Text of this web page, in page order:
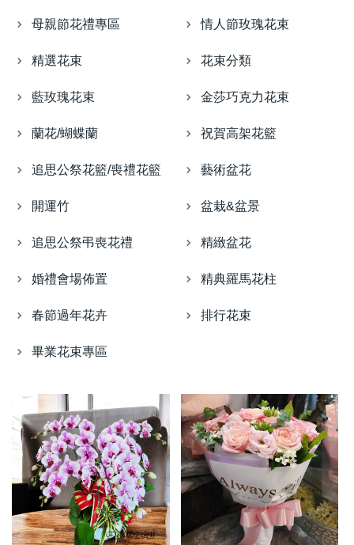
母親節花禮專區 情人節玫瑰花束
精選花束 花束分類
藍玫瑰花束 金莎巧克力花束
蘭花/蝴蝶蘭 祝賀高架花籃
追思公祭花籃/喪禮花籃 藝術盆花
開運竹 盆栽&盆景
追思公祭弔喪花禮 精緻盆花
婚禮會場佈置 精典羅馬花柱
春節過年花卉 排行花束
畢業花束專區